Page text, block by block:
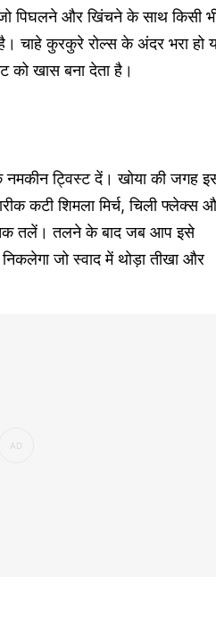
पिघलने और खिंचने के साथ किसी
चाहे कुरकुरे रोल्स के अंदर भरा हो
को खास बना देता है।
नमकीन ट्विस्ट दें। खोया की जगह
कटी शिमला मिर्च, चिली फ्लेक्स
तक तलें। तलने के बाद जब आप इसे
जो स्वाद में थोड़ा तीखा और